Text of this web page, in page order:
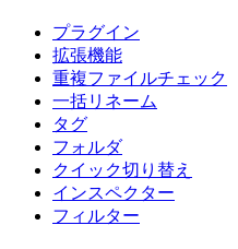
プラグイン
拡張機能
重複ファイルチェック
一括リネーム
タグ
フォルダ
クイック切り替え
インスペクター
フィルター